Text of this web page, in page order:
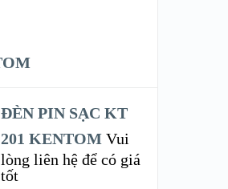
ĐÈN PIN SẠC KT
201 KENTOM Vui
lòng liên hệ để có giá
tốt